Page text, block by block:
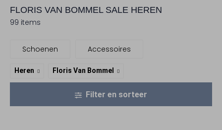
FLORIS VAN BOMMELSALE HEREN
99 items
Schoenen Accessoires
Heren Floris Van Bommel
Filter en sorteer